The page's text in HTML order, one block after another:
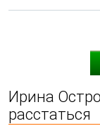
Ирина
расстаться